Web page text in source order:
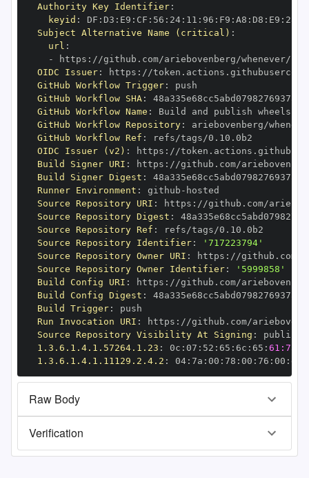
Authority Key Identifier:
keyid : DF : D3 : E9 : CF : 56 : 24: 11 : 96 : F9 : A8 : D8 : E9 : 28
Subject Alternative Name (critical) :
url :
-
https :
OIDC Issuer: https :
GitHub Workflow Trigger:
GitHub Workflow SHA:
GitHub Workflow Name :
GitHub Workflow Repository:
GitHub Workflow Ref :
OIDC Issuer (v2) : https :
Build Signer URI : https :
Build Signer Digest :
Runner Environment : github -
Source Repository URI : https :
Source Repository Digest :
Source Repository Ref :
Source Repository Identifier:
'717223794'
Source Repository Owner URI : https :
Source Repository Owner Identifier:
'5999858'
Build Config URI : https :
Build Config Digest :
Build Trigger:
Run Invocation URI : https :
Source Repository Visibility At Signing :
1.3.6.1.4.1.57264.1.23 : 0c : 07 : 52 : 65 : 6c : 65 :
1.3.6.1.4.1.11129.2.4.2 : 04: 7a : 00 : 78 : 00 : 76 : 00 : dd
Raw Body
Verification